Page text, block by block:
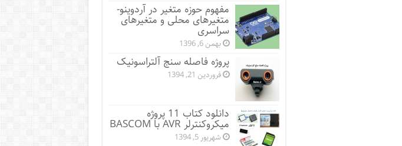
مفهوم حوزه متغیر در آردوینو-
متغیرهای محلی و متغیرهای
سراسری
بهمن 6, 1396
پروژه فاصله سنج آلتراسونیک
فروردین 21, 1394
دانلود کتاب 11 پروژه
میکروکنترلر AVR با BASCOM
شهریور 5, 1394